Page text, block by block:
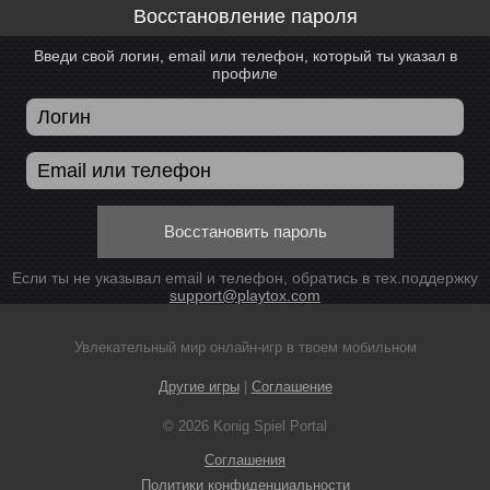
Восстановление пароля
Введи свой логин, email или телефон, который ты указал в
профиле
Восстановить пароль
Если ты не указывал email и телефон, обратись в тех.поддержку
support@playtox.com
Увлекательный мир онлайн-игр в твоем мобильном
Другие игры| Соглашение
© 2026 Konig Spiel Portal
Соглашения
Политики конфиденциальности